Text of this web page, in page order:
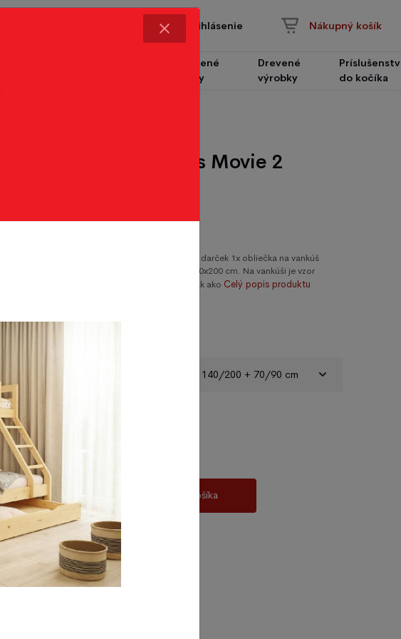
Prihlásenie Nákupný košík
Čalúnené
panely
Drevené
výrobky
do kočíka
Obliečky - Angry Birds Movie 2
Kvalitné obliečky z jemnej hladkej bavlny - skvelý darček 1x obliečka na vankúš
70x90 cm 1x obliečka na prikrývku s veľkosťou 140x200 cm. Na vankúši je vzor
rovnaký Na prikrývke je z každej strany iný vzor, tak ako Celý popis produktu
skladom
Vybráno: Obliečky - Angry Birds Movie 2 140/200 + 70/90 cm
24 €
20,16 €
16,39 € bez DPH
Do košíka
Katalogové číslo: ABM2-127BL
Záruka: 24 mesiacov